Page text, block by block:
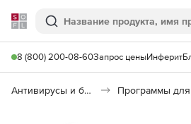
Softline
Поиск
8 (800) 200-08-60Запрос ценыИнферит
Антивирусы и безопасность